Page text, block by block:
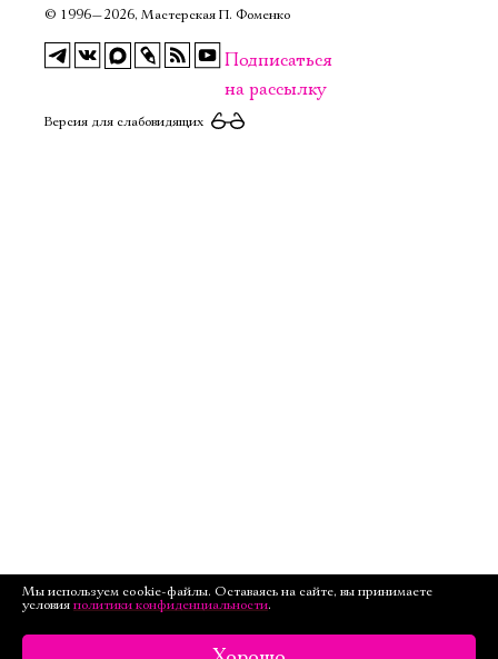
© 1996—2026, Мастерская П. Фоменко
Подписаться
на рассылку
Версия для слабовидящих
Мы используем cookie-файлы. Оставаясь на сайте, вы принимаете
условия политики конфиденциальности.